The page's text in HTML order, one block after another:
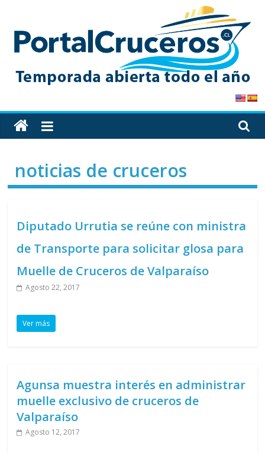
content
PortalCruceros
Toda
la
de
cruceros
solo
noticias de cruceros
Diputado Urrutia se reúne con ministra
de Transporte para solicitar glosa para
Muelle de Cruceros de Valparaíso
Agosto 22, 2017
Ver más
Agunsa muestra interés en administrar
muelle exclusivo de cruceros de
Valparaíso
Agosto 12, 2017